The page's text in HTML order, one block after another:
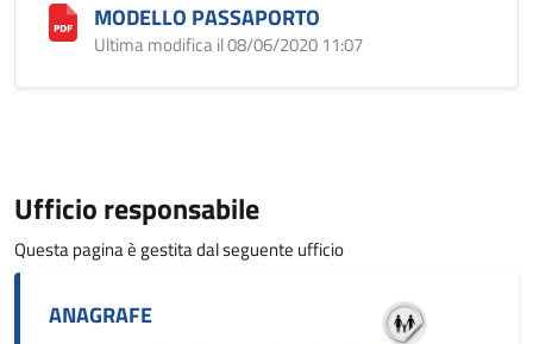
MODELLO PASSAPORTO
Ultima modifica il 08/06/2020 11:07
Ufficio responsabile
Questa pagina è gestita dal seguente ufficio
ANAGRAFE